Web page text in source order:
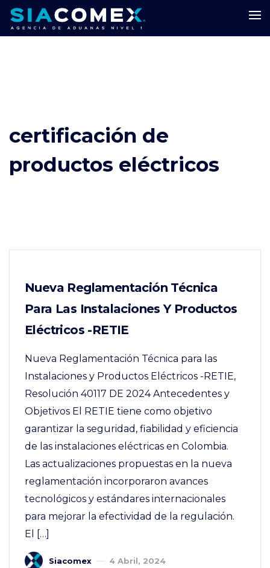
certificación de
productos eléctricos
Nueva Reglamentación Técnica
Para Las Instalaciones Y Productos
Eléctricos -RETIE
Nueva Reglamentación Técnica para las
Instalaciones y Productos Eléctricos -RETIE,
Resolución 40117 DE 2024 Antecedentes y
Objetivos El RETIE tiene como objetivo
garantizar la seguridad, fiabilidad y eficiencia
de las instalaciones eléctricas en Colombia.
Las actualizaciones propuestas en la nueva
reglamentación incorporaron avances
tecnológicos y estándares internacionales
para mejorar la efectividad de la regulación.
El […]
Siacomex 4 Abril, 2024